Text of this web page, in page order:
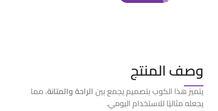
وصف المنتج
يتميز هذا الكوب بتصميم يجمع بين الراحة والمتانة، مما
يجعله مثاليًا للاستخدام اليومي.